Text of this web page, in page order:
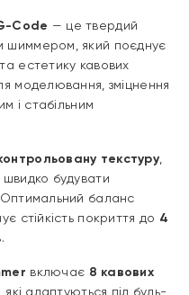
Code — це твердий
шиммером, який поєднує
естетику кавових
моделювання, зміцнення
і стабільним
текстуру
швидко будувати
Оптимальний баланс
стійкість покриття до 4
включає 8 кавових
, які адаптуються під будь-